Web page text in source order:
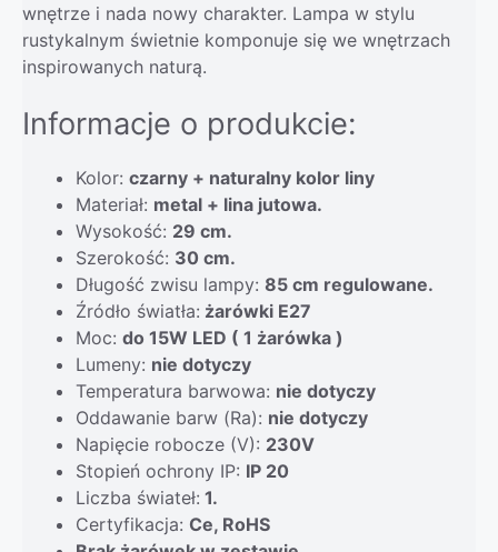
wnętrze i nada nowy charakter. Lampa w stylu
rustykalnym świetnie komponuje się we wnętrzach
inspirowanych naturą.
Informacje o produkcie:
Kolor: czarny + naturalny kolor liny
Materiał: metal + lina jutowa.
Wysokość: 29 cm.
Szerokość: 30 cm.
Długość zwisu lampy: 85 cm regulowane.
Źródło światła: żarówki E27
Moc: do 15W LED ( 1 żarówka )
Lumeny: nie dotyczy
Temperatura barwowa: nie dotyczy
Oddawanie barw (Ra): nie dotyczy
Napięcie robocze (V): 230V
Stopień ochrony IP: IP 20
Liczba świateł: 1.
Certyfikacja: Ce, RoHS